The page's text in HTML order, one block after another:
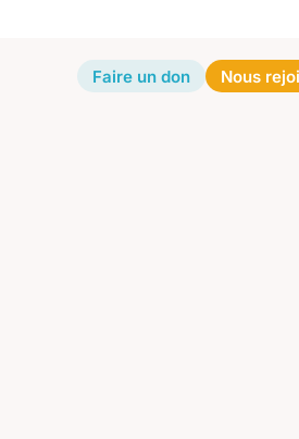
Faire un don Nous